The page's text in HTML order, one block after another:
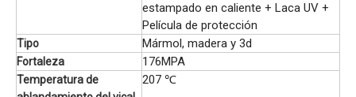
estampado en caliente + Laca UV +
Película de protección
Tipo Mármol, madera y 3d
Fortaleza 176MPA
Temperatura de
207 ℃